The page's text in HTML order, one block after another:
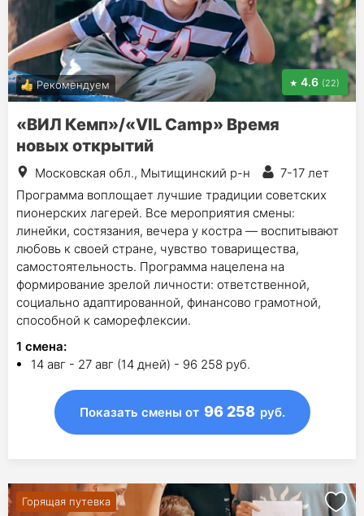
Рекомендуем 4.6 (22)
«ВИЛ Кемп»/«VIL Camp» Время
новых открытий
Московская обл., Мытищинский р-н
7-17 лет
Программа воплощает лучшие традиции советских
пионерских лагерей. Все мероприятия смены:
линейки, состязания, вечера у костра — воспитывают
любовь к своей стране, чувство товарищества,
самостоятельность. Программа нацелена на
формирование зрелой личности: ответственной,
социально адаптированной, финансово грамотной,
способной к саморефлексии.
1 смена:
14 авг - 27 авг (14 дней) - 96 258 руб.
Показать смены от 96 258 руб.
Горящая путевка